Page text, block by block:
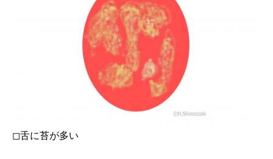
◻︎舌に苔が多い